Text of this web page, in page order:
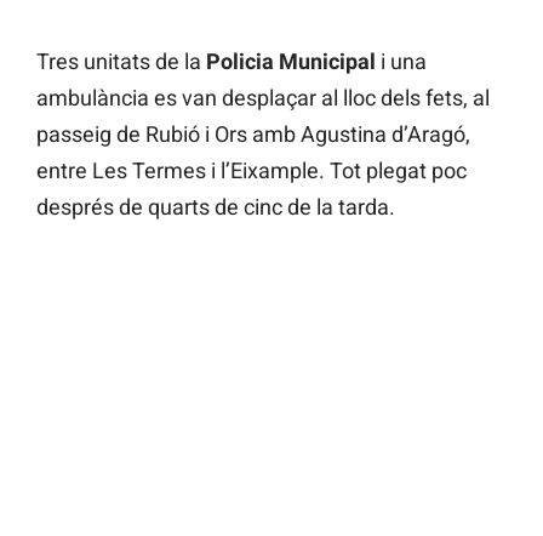
Tres unitats de la Policia Municipal i una
ambulància es van desplaçar al lloc dels fets, al
passeig de Rubió i Ors amb Agustina d’Aragó,
entre Les Termes i l’Eixample. Tot plegat poc
després de quarts de cinc de la tarda.